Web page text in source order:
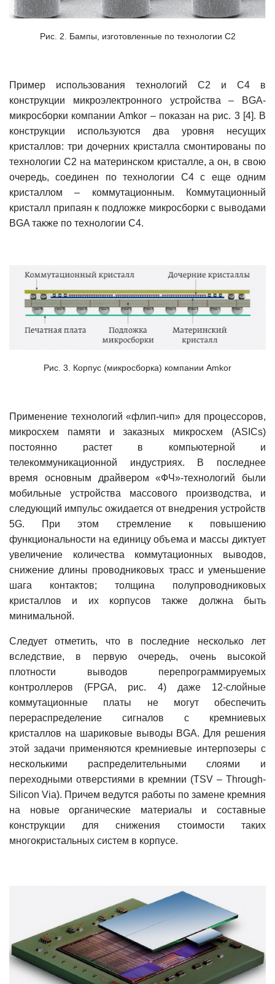
Рис. 2. Бампы, изготовленные по технологии С2
Пример использования технологий С2 и С4 в
конструкции микроэлектронного устройства – BGA-
микросборки компании Amkor – показан на рис. 3 [4]. В
конструкции используются два уровня несущих
кристаллов: три дочерних кристалла смонтированы по
технологии С2 на материнском кристалле, а он, в свою
очередь, соединен по технологии С4 с еще одним
кристаллом – коммутационным. Коммутационный
кристалл припаян к подложке микросборки с выводами
BGA также по технологии С4.
Рис. 3. Корпус (микросборка) компании Amkor
Применение технологий «флип-чип» для процессоров,
микросхем памяти и заказных микросхем (ASICs)
постоянно растет в компьютерной и
телекоммуникационной индустриях. В последнее
время основным драйвером «ФЧ»-технологий были
мобильные устройства массового производства, и
следующий импульс ожидается от внедрения устройств
5G. При этом стремление к повышению
функциональности на единицу объема и массы диктует
увеличение количества коммутационных выводов,
снижение длины проводниковых трасс и уменьшение
шага контактов; толщина полупроводниковых
кристаллов и их корпусов также должна быть
минимальной.
Следует отметить, что в последние несколько лет
вследствие, в первую очередь, очень высокой
плотности выводов перепрограммируемых
контроллеров (FPGA, рис. 4) даже 12-слойные
коммутационные платы не могут обеспечить
перераспределение сигналов с кремниевых
кристаллов на шариковые выводы BGA. Для решения
этой задачи применяются кремниевые интерпозеры с
несколькими распределительными слоями и
переходными отверстиями в кремнии (TSV – Through-
Silicon Via). Причем ведутся работы по замене кремния
на новые органические материалы и составные
конструкции для снижения стоимости таких
многокристальных систем в корпусе.